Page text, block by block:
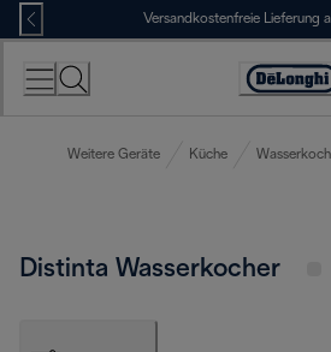
Skip
to
Content
Versandkostenfreie Lieferung
Erklärung
Weitere Geräte Küche
Distinta Wasserkocher